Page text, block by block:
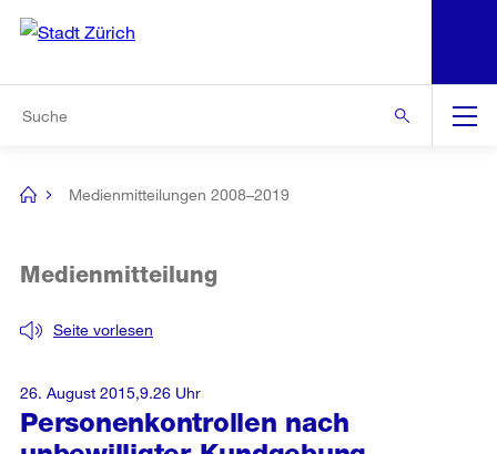
Navigation
[no
Medienmitteilungen 2008–2019
Personenkontrollen nach
Seite vorlesen
Medienmitteilung
26. August 2015,9.26 Uhr